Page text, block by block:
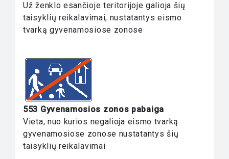
Už ženklo esančioje teritorijoje galioja šių
taisyklių reikalavimai, nustatantys eismo
tvarką gyvenamosiose zonose
553 Gyvenamosios zonos pabaiga
Vieta, nuo kurios negalioja eismo tvarką
gyvenamosiose zonose nustatantys šių
taisyklių reikalavimai